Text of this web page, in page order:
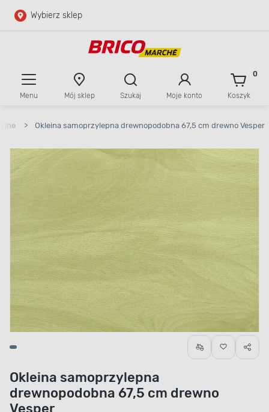
Przejdź do głównej zawartości
Wybierz sklep
Menu Mój sklep Szukaj Moje konto Koszyk
0
> Okleina samoprzylepna drewnopodobna 67,5 cm drewno Vesper
Okleina samoprzylepna
drewnopodobna 67,5 cm drewno